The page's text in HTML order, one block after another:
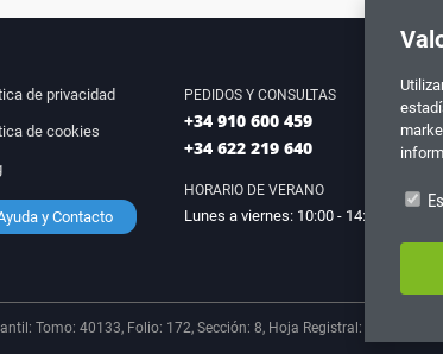
de privacidad
de cookies
y Contacto
PEDIDOS Y CONSULTAS
+34 910 600 459
+34 622 219 640
HORARIO DE VERANO
Lunes a viernes: 10:00 - 14:00
Tomo: 40133, Folio: 172, Sección: 8, Hoja Registral: 713198